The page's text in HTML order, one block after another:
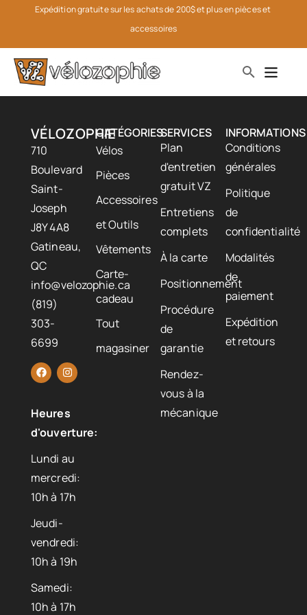
Expédition gratuite sur les achats de 200$ et plus en pièces et
accessoires
VÉLOZOPHIE
710
Boulevard
Saint-
Joseph
J8Y 4A8
Gatineau,
QC
info@velozophie.ca
(819)
303-
6699
Heures
d'ouverture:
Lundi au
mercredi:
10h à 17h
Jeudi-
vendredi:
10h à 19h
Samedi:
10h à 17h
CATÉGORIES
Vélos
Pièces
Accessoires
et Outils
Vêtements
Carte-
cadeau
Tout
magasiner
SERVICES
Plan
d'entretien
gratuit VZ
Entretiens
complets
À la carte
Positionnement
Procédure
de
garantie
Rendez-
vous à la
mécanique
INFORMATIONS
Conditions
générales
Politique
de
confidentialité
Modalités
de
paiement
Expédition
et retours